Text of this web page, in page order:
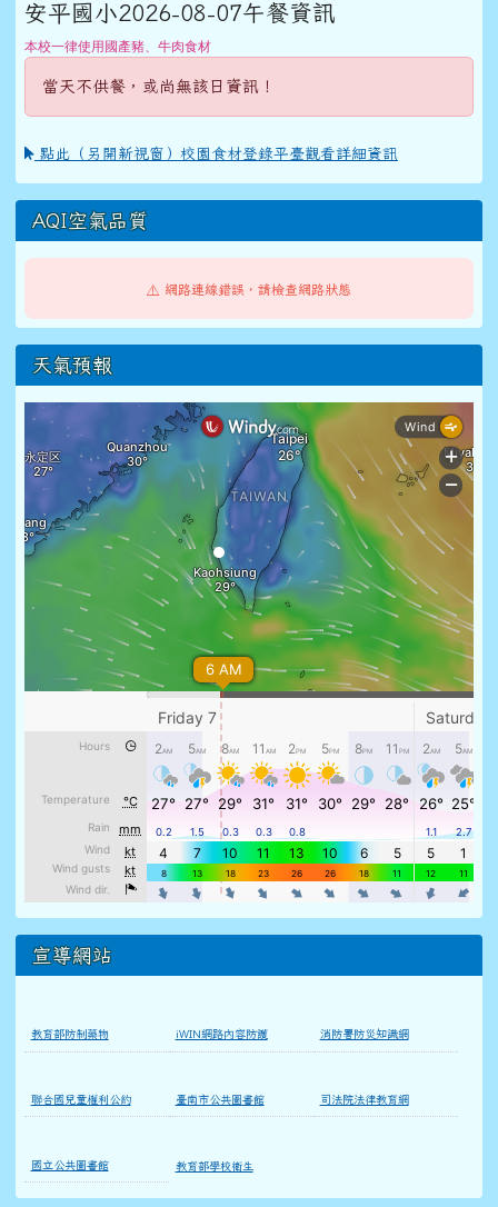
安平國小2026-08-07午餐資訊
本校一律使用國產豬、牛肉食材
當天不供餐，或尚無該日資訊！
點此（另開新視窗）校園食材登錄平臺觀看詳細資訊
AQI空氣品質
⚠️ 網路連線錯誤，請檢查網路狀態
天氣預報
宣導網站
教育部防制藥物 iWIN網路內容防護 消防署防災知識網
聯合國兒童權利公約 臺南市公共圖書館 司法院法律教育網
國立公共圖書館 教育部學校衛生